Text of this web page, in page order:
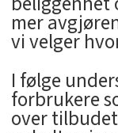
mer
vi velger
I følge
forbrukere
over